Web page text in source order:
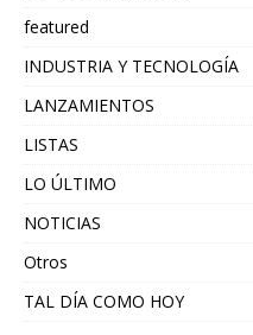
featured
INDUSTRIA Y TECNOLOGÍA
LANZAMIENTOS
LISTAS
LO ÚLTIMO
NOTICIAS
Otros
TAL DÍA COMO HOY